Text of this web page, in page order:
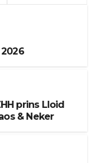
prins Lloid
& Neker